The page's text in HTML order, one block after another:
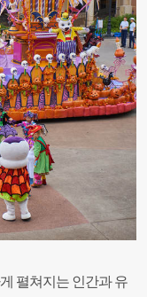
펼쳐지는 인간과 유